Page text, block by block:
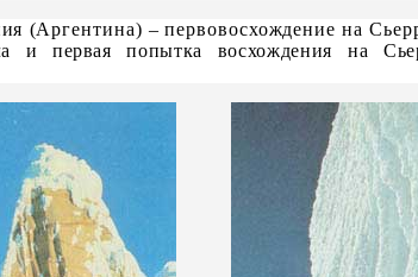
(Аргентина) –первовосхождение на
и первая попытка восхождения на